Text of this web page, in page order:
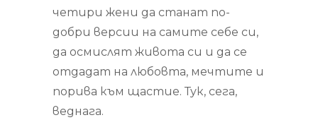
четири жени да станат по-
добри версии на самите себе си,
да осмислят живота си и да се
отдадат на любовта, мечтите и
порива към щастие. Тук, сега,
веднага.